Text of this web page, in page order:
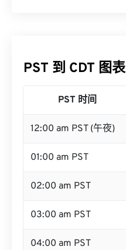
PST 到 CDT 图表
PST 时间
12:00 am PST (午夜)
01:00 am PST
02:00 am PST
03:00 am PST
04:00 am PST